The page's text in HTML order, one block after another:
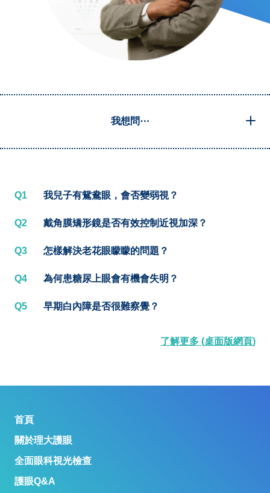
我想問⋯
Q1 我兒子有鴛鴦眼，會否變弱視？
Q2 戴角膜矯形鏡是否有效控制近視加深？
Q3 怎樣解決老花眼矇矇的問題？
Q4 為何患糖尿上眼會有機會失明？
Q5 早期白內障是否很難察覺？
了解更多 (桌面版網頁)
首頁
關於理大護眼
全面眼科視光檢查
護眼Q&A